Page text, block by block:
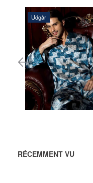
Udgår
1.925,00 DKK
AJOUTER AU
PANIER
RÉCEMMENT VU